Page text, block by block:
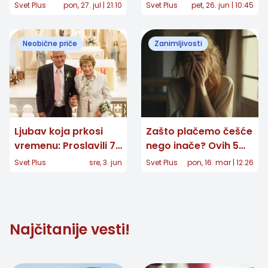
Svet Plus pon, 27. jul | 21:10
ova 4 znaka Zodijaka
Svet Plus pet, 26. jun | 10:45
Neobične priče
Ljubav koja prkosi
vremenu: Proslavili 70
godina braka
Svet Plus sre, 3. jun
Zanimljivosti
Zašto plačemo češće
nego inače? Ovih 5
razloga mogu vas
Svet Plus pon, 16. mar | 12:26
Najčitanije vesti!